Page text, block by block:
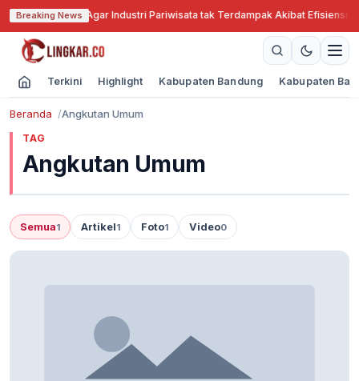
Breaking News
Cari Solusi Agar Industri Pariwisata tak Terdampak Akibat Efisiensi
Terkini Highlight Kabupaten Bandung Kabupaten
Beranda Angkutan Umum
TAG
Angkutan Umum
Semua1 Artikel1 Foto1 Video0